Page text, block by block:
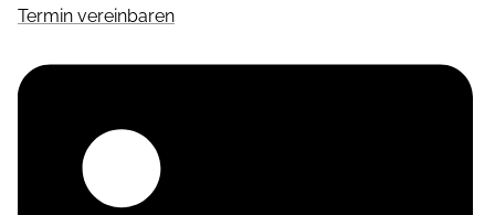
Termin vereinbaren